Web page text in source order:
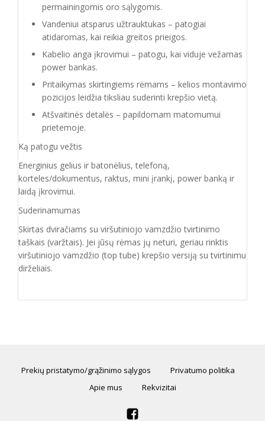
permainingomis oro sąlygomis.
Vandeniui atsparus užtrauktukas – patogiai
atidaromas, kai reikia greitos prieigos.
Kabelio anga įkrovimui – patogu, kai viduje vežamas
power bankas.
Pritaikymas skirtingiems rėmams – kelios montavimo
pozicijos leidžia tiksliau suderinti krepšio vietą.
Atšvaitinės detalės – papildomam matomumui
prietemoje.
Ką patogu vežtis
Energinius gelius ir batonėlius, telefoną,
korteles/dokumentus, raktus, mini įrankį, power banką ir
laidą įkrovimui.
Suderinamumas
Skirtas dviračiams su viršutiniojo vamzdžio tvirtinimo
taškais (varžtais). Jei jūsų rėmas jų neturi, geriau rinktis
viršutiniojo vamzdžio (top tube) krepšio versiją su tvirtinimu
dirželiais.
Prekių pristatymo/grąžinimo sąlygos
Privatumo politika
Apie mus
Rekvizitai